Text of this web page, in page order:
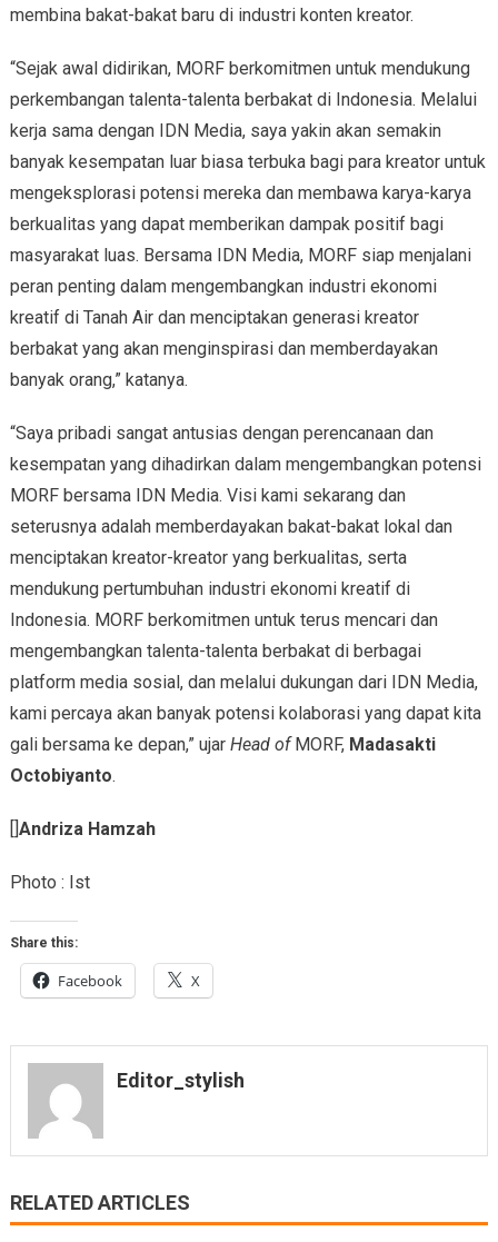
membina bakat-bakat baru di industri konten kreator.
“Sejak awal didirikan, MORF berkomitmen untuk mendukung
perkembangan talenta-talenta berbakat di Indonesia. Melalui
kerja sama dengan IDN Media, saya yakin akan semakin
banyak kesempatan luar biasa terbuka bagi para kreator untuk
mengeksplorasi potensi mereka dan membawa karya-karya
berkualitas yang dapat memberikan dampak positif bagi
masyarakat luas. Bersama IDN Media, MORF siap menjalani
peran penting dalam mengembangkan industri ekonomi
kreatif di Tanah Air dan menciptakan generasi kreator
berbakat yang akan menginspirasi dan memberdayakan
banyak orang,” katanya.
“Saya pribadi sangat antusias dengan perencanaan dan
kesempatan yang dihadirkan dalam mengembangkan potensi
MORF bersama IDN Media. Visi kami sekarang dan
seterusnya adalah memberdayakan bakat-bakat lokal dan
menciptakan kreator-kreator yang berkualitas, serta
mendukung pertumbuhan industri ekonomi kreatif di
Indonesia. MORF berkomitmen untuk terus mencari dan
mengembangkan talenta-talenta berbakat di berbagai
platform media sosial, dan melalui dukungan dari IDN Media,
kami percaya akan banyak potensi kolaborasi yang dapat kita
gali bersama ke depan,” ujar Head ofMORF, Madasakti
Octobiyanto.
[]Andriza Hamzah
Photo : Ist
Share this:
Facebook X
Editor_stylish
RELATED ARTICLES